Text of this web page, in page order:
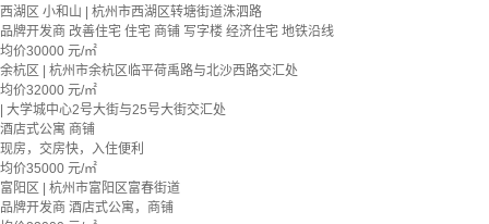
西湖区 小和山 | 杭州市西湖区转塘街道洙泗路
品牌开发商 改善住宅 住宅 商铺 写字楼 经济住宅 地铁沿线
均价30000 元/㎡
余杭区 | 杭州市余杭区临平荷禹路与北沙西路交汇处
均价32000 元/㎡
| 大学城中心2号大街与25号大街交汇处
酒店式公寓 商铺
现房，交房快，入住便利
均价35000 元/㎡
富阳区 | 杭州市富阳区富春街道
品牌开发商 酒店式公寓，商铺